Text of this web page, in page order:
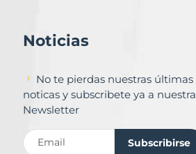
Noticias
No te pierdas nuestras últimas
noticas y subscribete ya a nuestra
Newsletter
Subscribirse